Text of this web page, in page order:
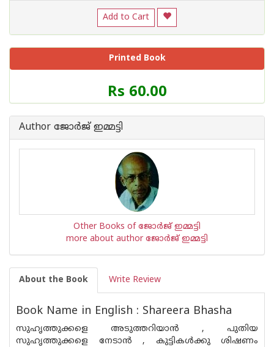
Add to Cart
Printed Book
Price
of
Book
Rs 60.00
Author ജോര്‍ജ് ഇമ്മട്ടി
Other Books of ജോര്‍ജ് ഇമ്മട്ടി
more about author ജോര്‍ജ് ഇമ്മട്ടി
About the Book Write Review
Book Name in English : Shareera Bhasha
സുഹൃത്തുക്കളെ അടുത്തറിയാന്‍ , പുതിയ
സുഹൃത്തുക്കളെ നേടാന്‍ , കുട്ടികള്‍ക്കു ശിഷണം